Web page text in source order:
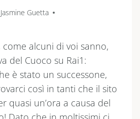
Guetta
come alcuni di voi sanno,
del Cuoco su Rai1:
è stato un successone,
così in tanti che il sito
quasi un’ora a causa del